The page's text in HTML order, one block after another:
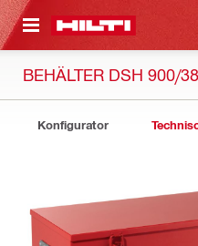
BEHÄLTER DSH 900/
Konfigurator